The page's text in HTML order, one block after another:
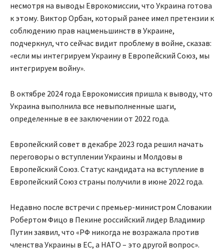
несмотря на выводы Еврокомиссии, что Украина готова
к этому. Виктор Орбан, который ранее имел претензии к
соблюдению прав нацменьшинств в Украине,
подчеркнул, что сейчас видит проблему в войне, сказав:
«если мы интегрируем Украину в Европейский Союз, мы
интегрируем войну».
В октябре 2024 года Еврокомиссия пришла к выводу, что
Украина выполнила все невыполненные шаги,
определенные в ее заключении от 2022 года.
Европейский совет в декабре 2023 года решил начать
переговоры о вступлении Украины и Молдовы в
Европейский Союз. Статус кандидата на вступление в
Европейский Союз страны получили в июне 2022 года.
Недавно после встречи с премьер-министром Словакии
Робертом Фицо в Пекине российский лидер Владимир
Путин заявил, что «РФ никогда не возражала против
членства Украины в ЕС, а НАТО – это другой вопрос».